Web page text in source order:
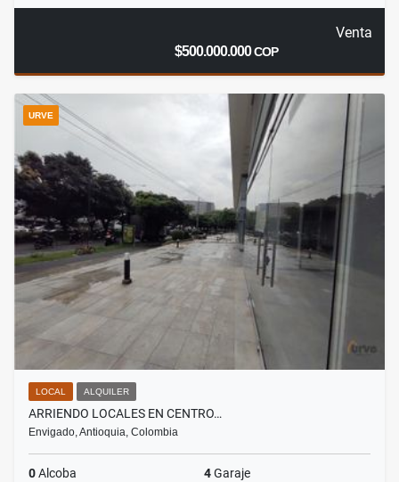
Venta
$500.000.000COP
URVE
LOCAL ALQUILER
ARRIENDO LOCALES EN CENTRO…
Envigado, Antioquia, Colombia
0Alcoba 4Garaje